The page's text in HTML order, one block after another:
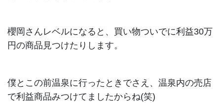
櫻岡さんレベルになると、買い物ついでに利益30万
円の商品見つけたりします。
僕とこの前温泉に行ったときでさえ、温泉内の売店
で利益商品みつけてましたからね(笑)